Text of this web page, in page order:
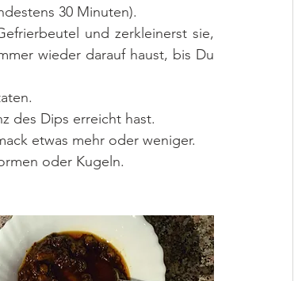
30 Minuten).
und zerkleinerst sie,
wieder darauf haust, bis Du
des Dips erreicht hast.
etwas mehr oder weniger.
oder Kugeln.